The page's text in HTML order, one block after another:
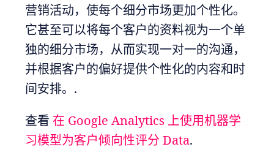
营销活动，使每个细分市场更加个性化。
它甚至可以将每个客户的资料视为一个单
独的细分市场，从而实现一对一的沟通，
并根据客户的偏好提供个性化的内容和时
间安排。.
查看 在 Google Analytics 上使用机器学
习模型为客户倾向性评分 Data.